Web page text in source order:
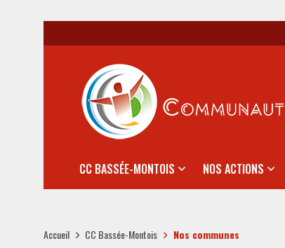
CC BASSÉE-MONTOIS NOS ACTIONS
Accueil CC Bassée-Montois Nos communes